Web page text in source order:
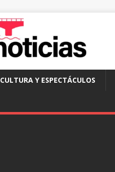
CULTURA Y ESPECTÁCULOS